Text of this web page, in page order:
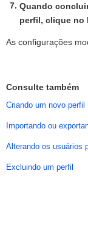
Quando
perfil, clique no
As configurações
Consulte também
Criando um novo perfil
Importando ou
Alterando os usuários
Excluindo um perfil